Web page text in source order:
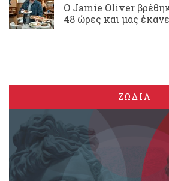
Ο Jamie Oliver
48 ώρες και μας
ΖΩΔΙΑ